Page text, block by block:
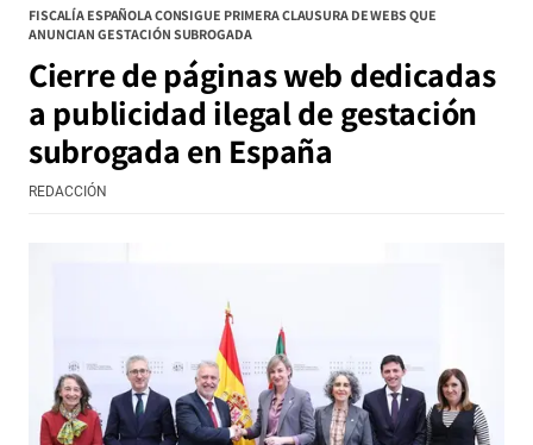
FISCALÍA ESPAÑOLA CONSIGUE PRIMERA CLAUSURA DE WEBS QUE
ANUNCIAN GESTACIÓN SUBROGADA
Cierre de páginas web dedicadas
a publicidad ilegal de gestación
subrogada en España
REDACCIÓN